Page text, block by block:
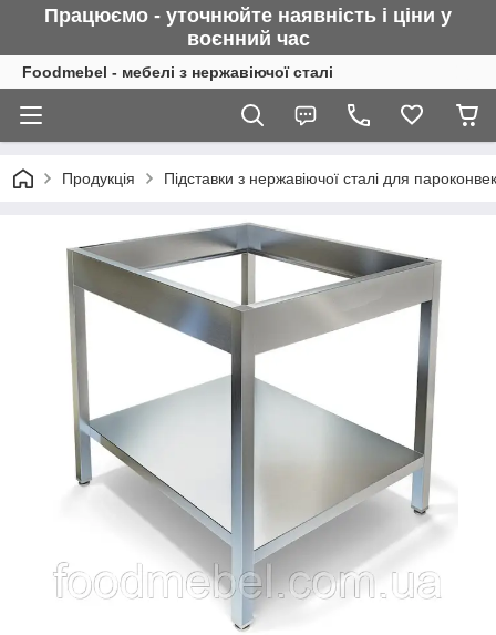
Працюємо - уточнюйте наявність і ціни у
воєнний час
Foodmebel - мебелі з нержавіючої сталі
Продукція Підставки з нержавіючої сталі для